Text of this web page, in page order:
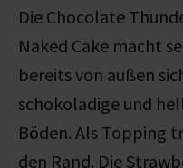
Die Chocolate
Naked Cake macht
bereits von außen
schokoladige und
Böden. Als Topping
den Rand. Die